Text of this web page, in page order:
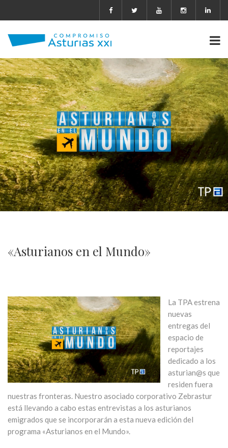
«Asturianos en el Mundo»
La TPA estrena
nuevas
entregas del
espacio de
reportajes
dedicado a los
asturian@s que
residen fuera
nuestras fronteras. Nuestro asociado corporativo Zebrastur
está llevando a cabo estas entrevistas a los asturianos
emigrados que se incorporarán a esta nueva edición del
programa «Asturianos en el Mundo».